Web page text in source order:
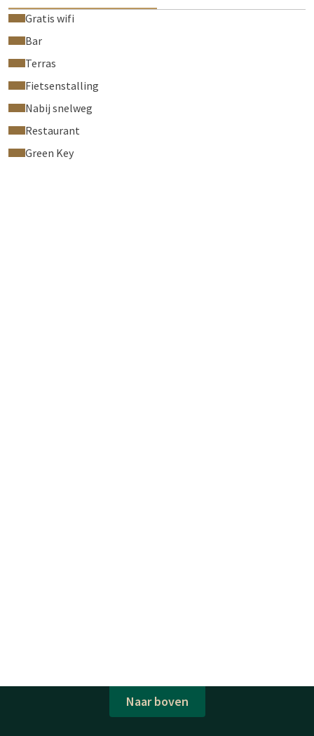
Gratis wifi
Bar
Terras
Fietsenstalling
Nabij snelweg
Restaurant
Green Key
Naar boven